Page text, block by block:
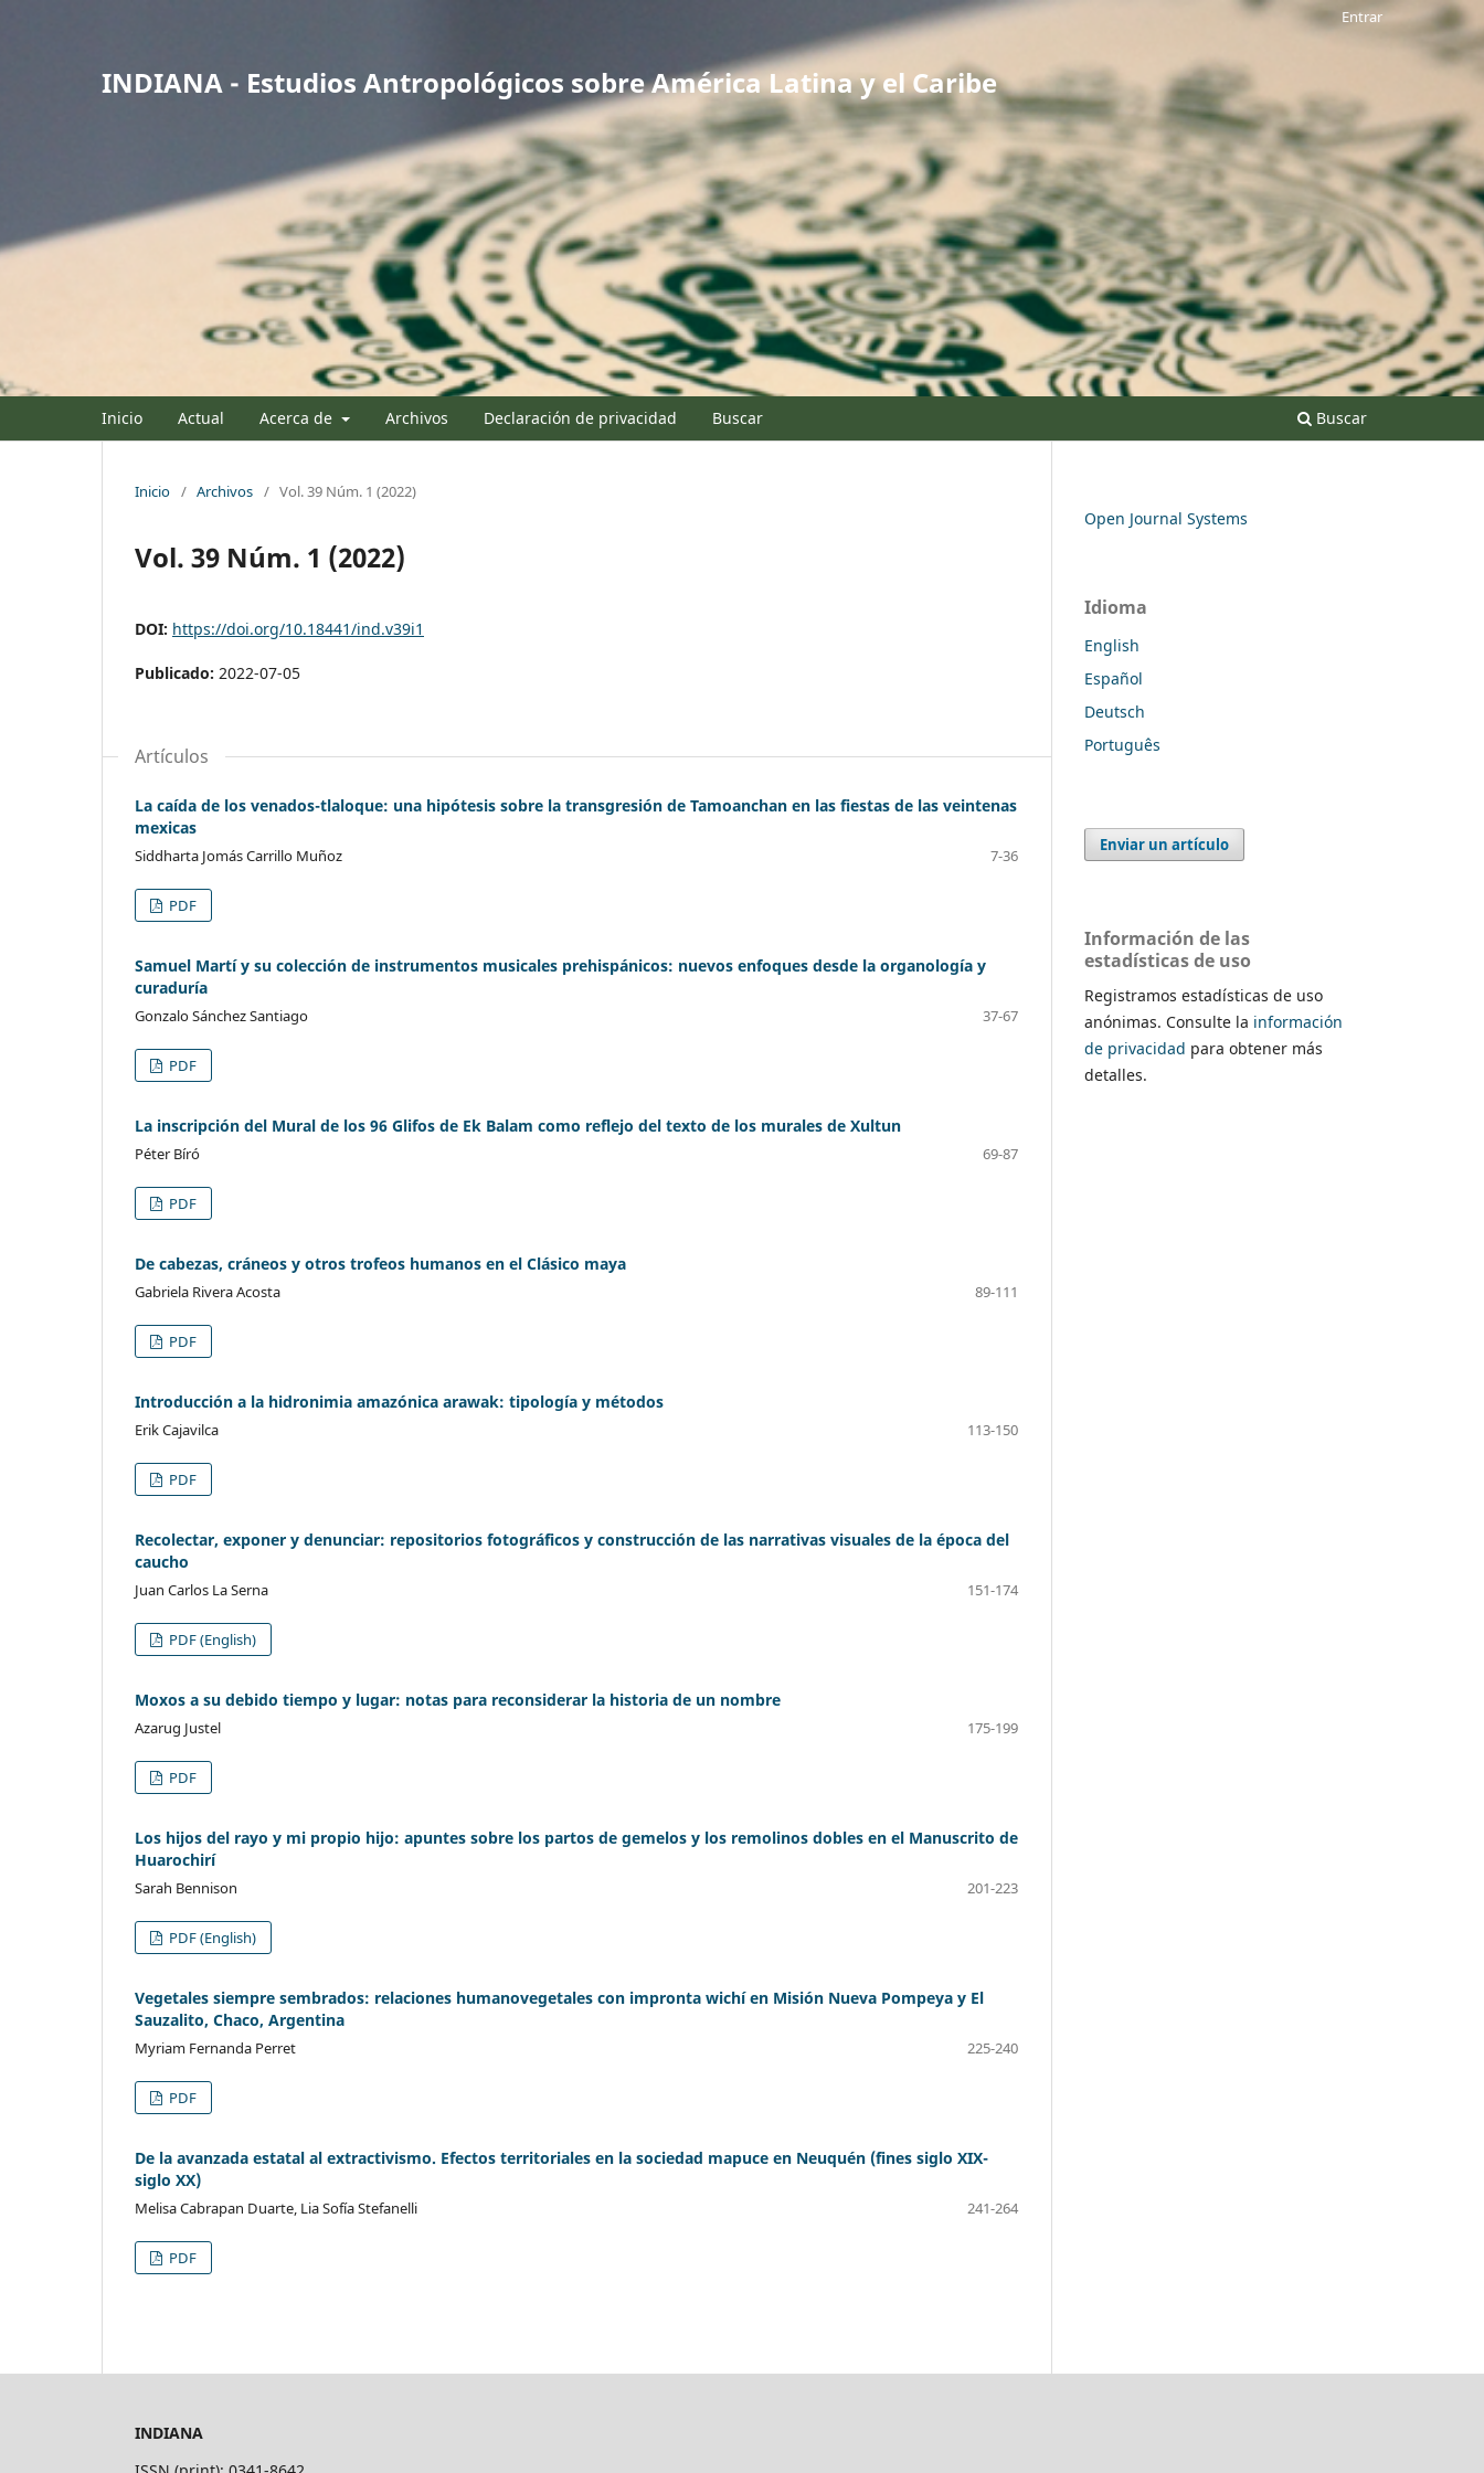
INDIANA - Estudios Antropológicos sobre América Latina y el Caribe
Inicio Actual Acerca de Archivos Declaración de privacidad Buscar Buscar
Entrar
Inicio / Archivos / Vol. 39 Núm. 1 (2022)
Vol. 39 Núm. 1 (2022)
DOI: https://doi.org/10.18441/ind.v39i1
Publicado: 2022-07-05
Artículos
La caída de los venados-tlaloque: una hipótesis sobre la transgresión de Tamoanchan en las fiestas de las veintenas
mexicas
Siddharta Jomás Carrillo Muñoz 7-36
PDF
Samuel Martí y su colección de instrumentos musicales prehispánicos: nuevos enfoques desde la organología y
curaduría
Gonzalo Sánchez Santiago 37-67
PDF
La inscripción del Mural de los 96 Glifos de Ek Balam como reflejo del texto de los murales de Xultun
Péter Bíró 69-87
PDF
De cabezas, cráneos y otros trofeos humanos en el Clásico maya
Gabriela Rivera Acosta 89-111
PDF
Introducción a la hidronimia amazónica arawak: tipología y métodos
Erik Cajavilca 113-150
PDF
Recolectar, exponer y denunciar: repositorios fotográficos y construcción de las narrativas visuales de la época del
caucho
Juan Carlos La Serna 151-174
PDF (English)
Moxos a su debido tiempo y lugar: notas para reconsiderar la historia de un nombre
Azarug Justel 175-199
PDF
Los hijos del rayo y mi propio hijo: apuntes sobre los partos de gemelos y los remolinos dobles en el Manuscrito de
Huarochirí
Sarah Bennison 201-223
PDF (English)
Vegetales siempre sembrados: relaciones humanovegetales con impronta wichí en Misión Nueva Pompeya y El
Sauzalito, Chaco, Argentina
Myriam Fernanda Perret 225-240
PDF
De la avanzada estatal al extractivismo. Efectos territoriales en la sociedad mapuce en Neuquén (fines siglo XIX-
siglo XX)
Melisa Cabrapan Duarte, Lia Sofía Stefanelli 241-264
PDF
Open Journal Systems
Idioma
English
Español
Deutsch
Português
Enviar un artículo
Información de las
estadísticas de uso
Registramos estadísticas de uso
anónimas. Consulte la información
de privacidad para obtener más
detalles.
INDIANA